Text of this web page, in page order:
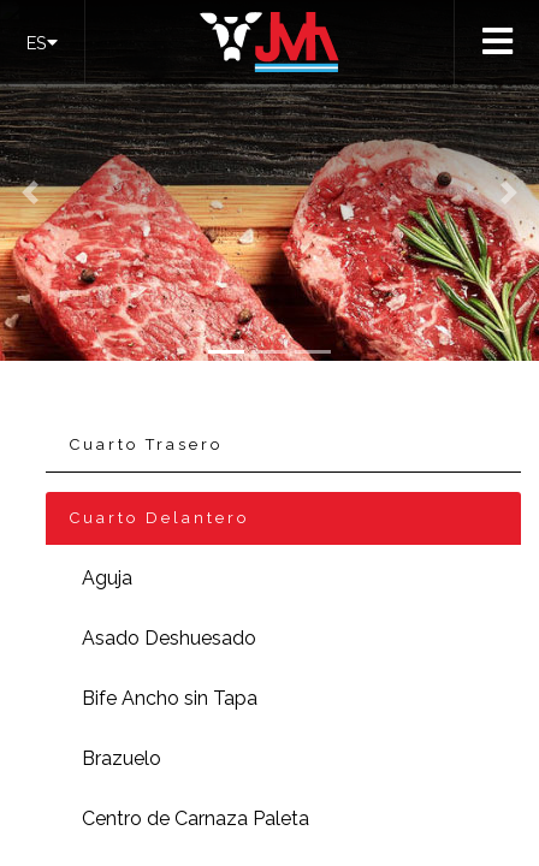
Anterior
ES
Cuarto Trasero
Cuarto Delantero
Aguja
Asado Deshuesado
Bife Ancho sin Tapa
Brazuelo
Centro de Carnaza Paleta